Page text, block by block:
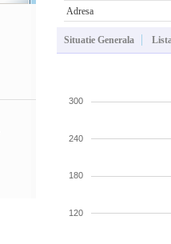
Adresa
Situatie Generala
120
180
240
300